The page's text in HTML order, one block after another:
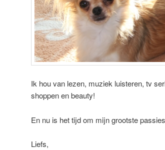
Ik hou van lezen, muziek luisteren, tv
shoppen en beauty!
En nu is het tijd om mijn grootste
Liefs,